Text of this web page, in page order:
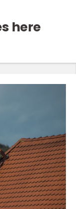
here